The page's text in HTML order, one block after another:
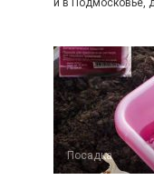
и в Подмосковье,
Посадка